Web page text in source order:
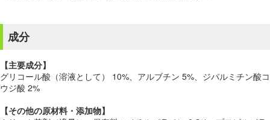
成分
【主要成分】
グリコール酸（溶液として） 10%、アルブチン 5%、ジパルミチン酸コ
ウジ酸 2%
【その他の原材料・添加物】